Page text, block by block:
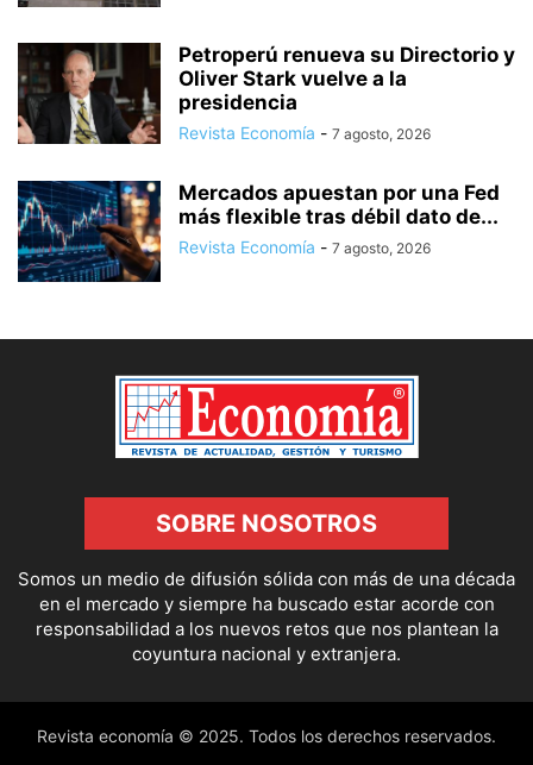
Petroperú renueva su Directorio y
Oliver Stark vuelve a la
presidencia
Revista Economía - 7 agosto, 2026
Mercados apuestan por una Fed
más flexible tras débil dato de...
Revista Economía - 7 agosto, 2026
SOBRE NOSOTROS
Somos un medio de difusión sólida con más de una década
en el mercado y siempre ha buscado estar acorde con
responsabilidad a los nuevos retos que nos plantean la
coyuntura nacional y extranjera.
Revista economía © 2025. Todos los derechos reservados.